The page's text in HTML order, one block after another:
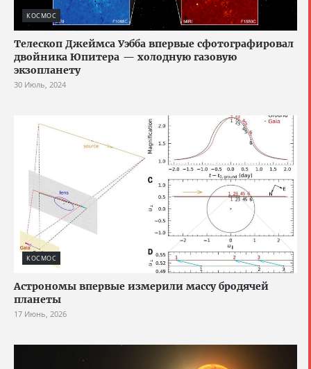
КОСМОС
Телескоп Джеймса Уэбба впервые сфотографировал
двойника Юпитера — холодную газовую
экзопланету
30 Июль, 2024
КОСМОС
Астрономы впервые измерили массу бродячей
планеты
17 Июнь, 2026